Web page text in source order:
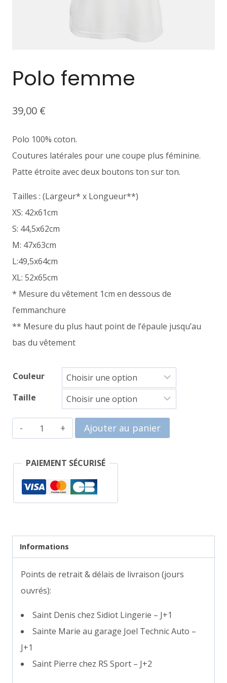
Polo femme
39,00 €
Polo 100% coton.
Coutures latérales pour une coupe plus féminine.
Patte étroite avec deux boutons ton sur ton.
Tailles : (Largeur* x Longueur**)
XS: 42x61cm
S: 44,5x62cm
M: 47x63cm
L:49,5x64cm
XL: 52x65cm
* Mesure du vêtement 1cm en dessous de
l’emmanchure
** Mesure du plus haut point de l’épaule jusqu’au
bas du vêtement
Couleur
Taille
quantité
de
Polo
Ajouter au panier
PAIEMENT SÉCURISÉ
Informations
Points de retrait & délais de livraison (jours
ouvrés):
Saint Denis chez Sidiot Lingerie – J+1
Sainte Marie au garage Joel Technic Auto –
J+1
Saint Pierre chez RS Sport – J+2